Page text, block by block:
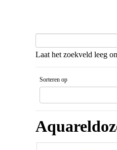
Laat het zoekveld leeg
Sorteren op